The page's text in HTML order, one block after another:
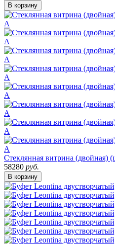
В корзину
Стеклянная витрина (двойная)
58280 руб.
В корзину